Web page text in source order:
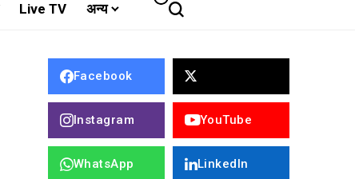
Live TV अन्य
Facebook
Instagram YouTube
WhatsApp LinkedIn